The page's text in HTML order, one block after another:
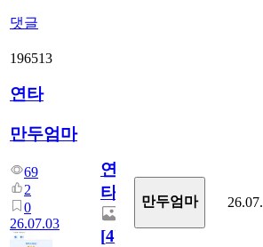
댓글
196513
연타
만두엄마
69
2
0
26.07.03
연
타
[4]
만두엄마